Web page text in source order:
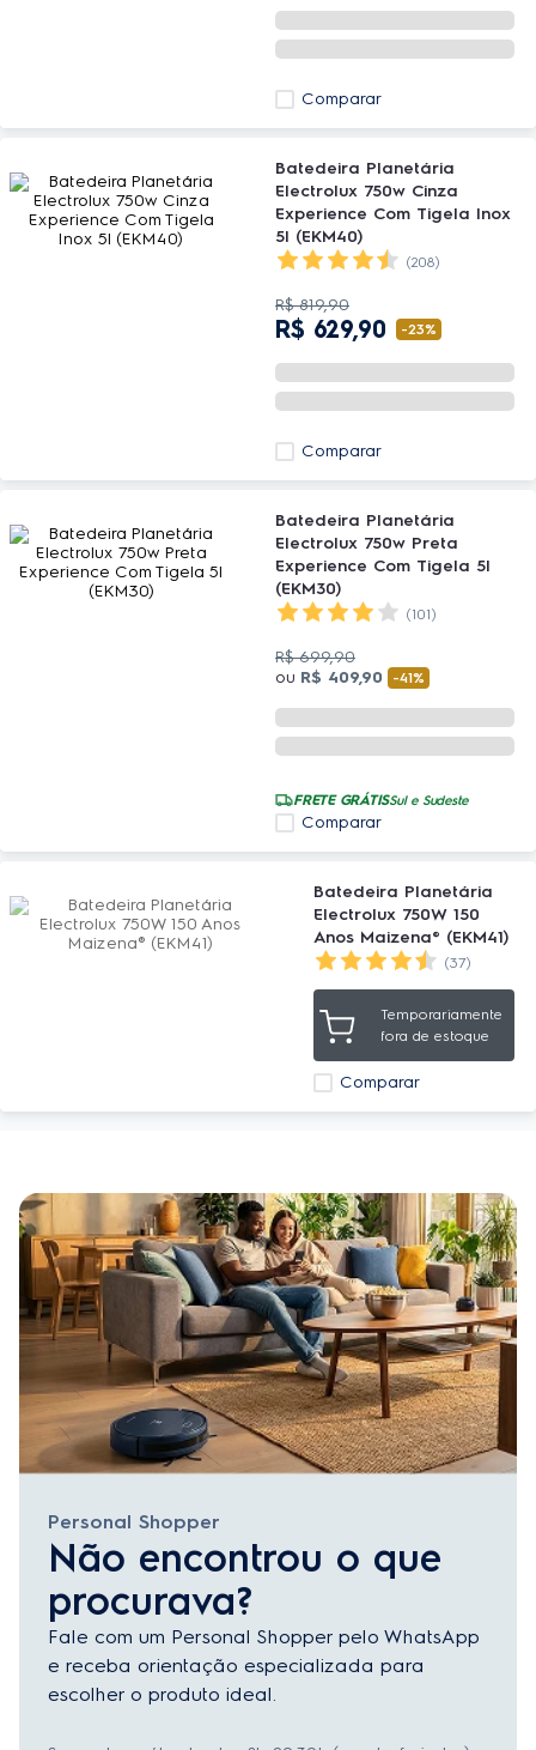
Comparar
Batedeira Planetária
Electrolux 750w Cinza
Experience Com Tigela Inox
5l (EKM40)
(208)
R$ 819,90
R$ 629,90 -23%
Comparar
Batedeira Planetária
Electrolux 750w Preta
Experience Com Tigela 5l
(EKM30)
(101)
R$ 699,90
ou R$ 409,90 -41%
FRETE GRÁTISSul e Sudeste
Comparar
Batedeira Planetária
Electrolux 750W 150
Anos Maizena® (EKM41)
(37)
Temporariamente
fora de estoque
Comparar
Personal Shopper
Não encontrou o que
procurava?
Fale com um Personal Shopper pelo WhatsApp
e receba orientação especializada para
escolher o produto ideal.